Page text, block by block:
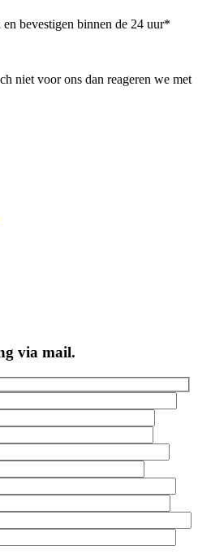
bevestigen binnen de 24 uur*
niet voor ons dan reageren we met
via mail.